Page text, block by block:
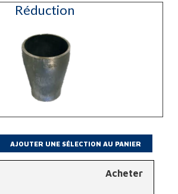
Réduction
Acheter